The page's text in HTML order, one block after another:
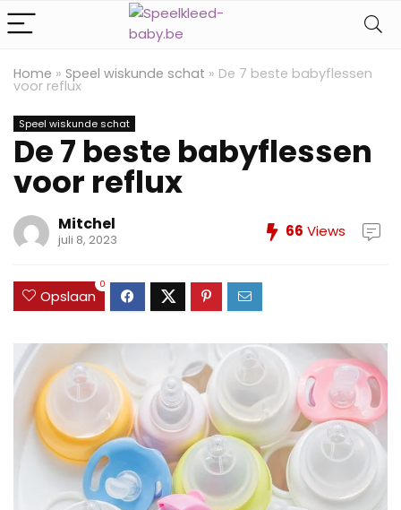
Home » Speel wiskunde schat » De 7 beste babyflessen
voor reflux
Speel wiskunde schat
De 7 beste babyflessen
voor reflux
Mitchel
juli 8, 2023 66 Views
Opslaan
0